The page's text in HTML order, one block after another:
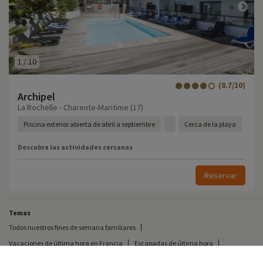
1 /10
Archipel
(8.7/10)
La Rochelle - Charente-Maritime (17)
Piscina exterior abierta de abril a septiembre Cerca de la playa
Descubra las actividades cercanas
Reservar
Temas
Todos nuestros fines de semana familiares
Vacaciones de última hora en Francia
Escapadas de última hora